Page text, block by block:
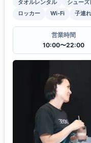
タオルレンタル シュー
ロッカー
Wi-Fi 子連
営業時間
10:00〜22:00